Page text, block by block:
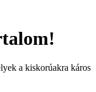
a kiskorúakra káros